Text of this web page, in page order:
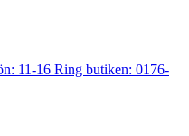
11-16 Ring butiken: 0176-